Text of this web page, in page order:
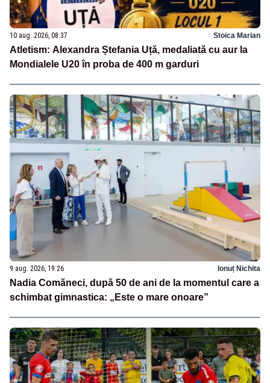
10 aug. 2026, 08:37 Stoica Marian
Atletism: Alexandra Ștefania Uță, medaliată cu aur la
Mondialele U20 în proba de 400 m garduri
9 aug. 2026, 19:26 Ionuț Nichita
Nadia Comăneci, după 50 de ani de la momentul care a
schimbat gimnastica: „Este o mare onoare”